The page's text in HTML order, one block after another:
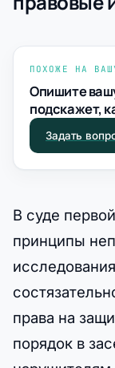
ПОХОЖЕ НА
Опишите
подскажет,
Задать
В суде
принципы
права на
порядок в